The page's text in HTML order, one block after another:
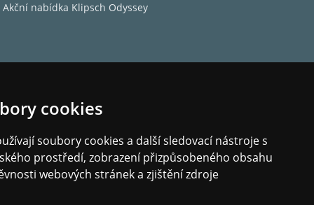
cookies
soubory cookies a další sledovací nástroje s
prostředí, zobrazení přizpůsobeného obsahu
webových stránek a zjištění zdroje
a zaručovaly trvanlivost zvuku Cabasse
a validovány podle přísných norem, mřížka
integraci.
i horizontálním režimu. Zef jsou pak
flexibilitu v orientaci, zejména mimo
Akční nabídka Klipsch Odyssey